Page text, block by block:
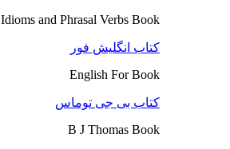
Idioms and Phrasal Verbs Book
کتاب انگلیش فور
English For Book
کتاب بی جی توماس
B J Thomas Book